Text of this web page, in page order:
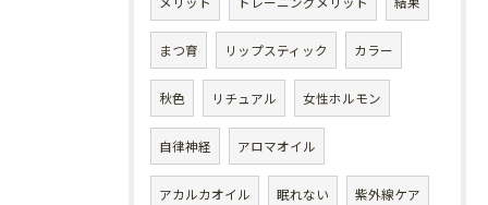
まつ育 リップスティック カラー
秋色 リチュアル 女性ホルモン
自律神経 アロマオイル
アカルカオイル 眠れない 紫外線ケア